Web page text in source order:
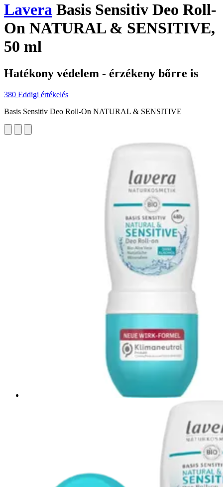
Lavera Basis Sensitiv Deo Roll-
On NATURAL & SENSITIVE,
50 ml
Hatékony védelem - érzékeny bőrre is
380 Eddigi értékelés
Basis Sensitiv Deo Roll-On NATURAL & SENSITIVE